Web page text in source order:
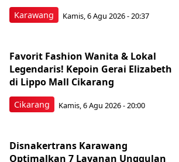
Karawang Kamis, 6 Agu 2026 - 20:37
Cikarang
Favorit Fashion Wanita & Lokal
Legendaris! Kepoin Gerai Elizabeth
di Lippo Mall Cikarang
Kamis, 6 Agu 2026 - 20:00
Disnakertrans Karawang
Optimalkan 7 Layanan Unggulan